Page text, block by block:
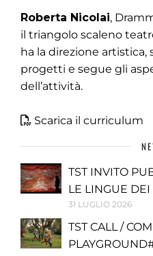
Roberta Nicolai,
il triangolo scaleno
ha la direzione
progetti e segue gli
dell’attività.
Scarica il curriculum
TST INVITO
LE LINGUE DEI
31 LUGLIO 2026
TST CALL /